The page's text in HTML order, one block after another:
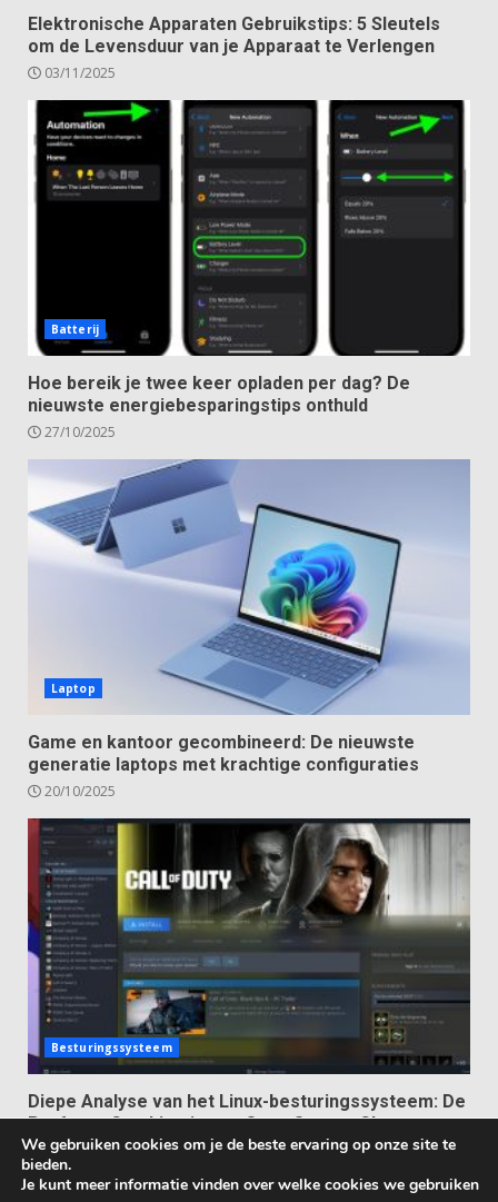
Elektronische Apparaten Gebruikstips: 5 Sleutels
om de Levensduur van je Apparaat te Verlengen
03/11/2025
Batterij
Hoe bereik je twee keer opladen per dag? De
nieuwste energiebesparingstips onthuld
27/10/2025
Laptop
Game en kantoor gecombineerd: De nieuwste
generatie laptops met krachtige configuraties
20/10/2025
Besturingssysteem
Diepe Analyse van het Linux-besturingssysteem: De
Perfecte Combinatie van Open Source Charme en
Ultieme Vrijheid
13/10/2025
We gebruiken cookies om je de beste ervaring op onze site te
bieden.
Je kunt meer informatie vinden over welke cookies we gebruiken